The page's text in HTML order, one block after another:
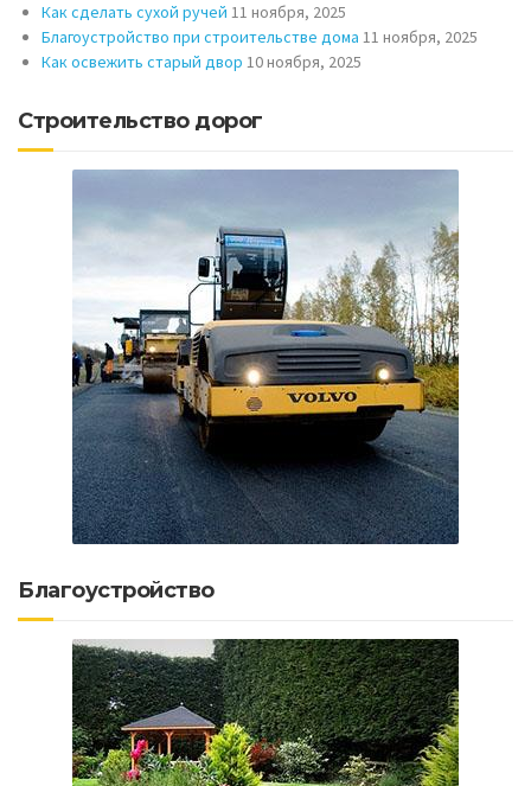
Как сделать сухой ручей 11 ноября, 2025
Благоустройство при строительстве дома 11 ноября, 2025
Как освежить старый двор 10 ноября, 2025
Строительство дорог
Благоустройство